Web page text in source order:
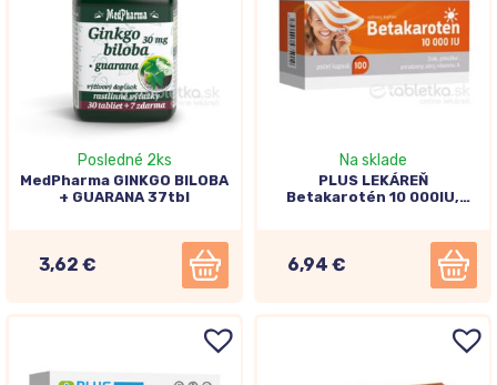
Posledné 2ks
MedPharma GINKGO BILOBA
+ GUARANA 37tbl
3,62 €
Na sklade
PLUS LEKÁREŇ
Betakarotén 10 000IU,
6,94 €